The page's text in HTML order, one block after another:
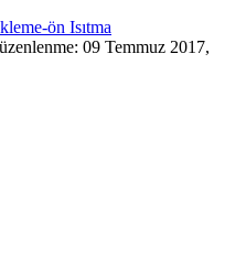
ön Isıtma
: 09 Temmuz 2017,